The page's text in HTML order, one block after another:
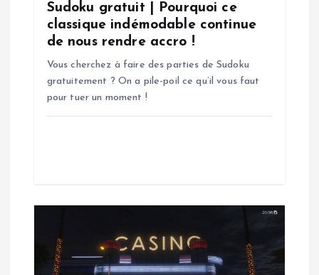
c
Sudoku gratuit | Pourquoi ce
classique indémodable continue
de nous rendre accro !
Vous cherchez à faire des parties de Sudoku
gratuitement ? On a pile-poil ce qu’il vous faut
pour tuer un moment !